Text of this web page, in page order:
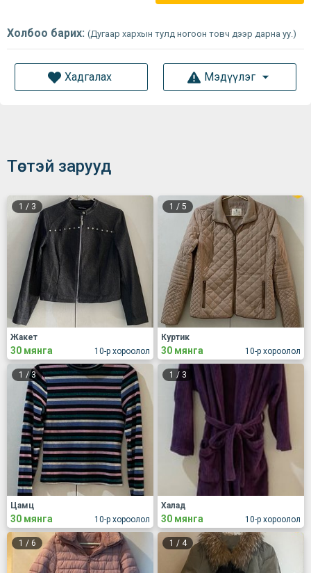
Холбоо барих: (Дугаар хархын тулд ногоон товч дээр дарна уу.)
Хадгалах Мэдүүлэг
Төстэй зарууд
1 / 3
10-р хороолол
Жакет
30 мянга
1 / 5
10-р хороолол
Куртик
30 мянга
1 /3
10-р хороолол
Цамц
30 мянга
1 / 3
10-р хороолол
Халад
30 мянга
1 / 6 1 / 4